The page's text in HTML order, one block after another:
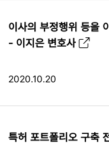
이사의 부정행위 등을
- 이지은 변호사
2020.10.20
특허 포트폴리오 구축